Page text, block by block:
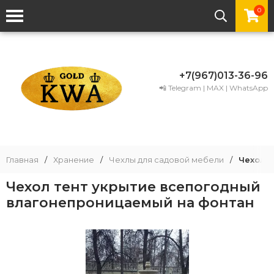
0
+7(967)013-36-96
📲 Telegram | MAX | WhatsApp
Главная / Хранение / Чехлы для садовой мебели / Чехол
Чехол тент укрытие всепогодный
влагонепроницаемый на фонтан